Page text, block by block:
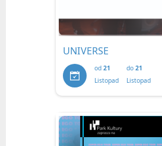
UNIVERSE
od 21
Listopad
do 21
Listopad